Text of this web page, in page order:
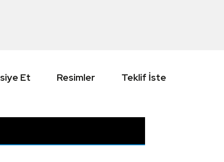
Et Resimler Teklif İste